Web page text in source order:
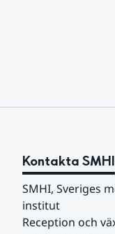
Kontakta SMHI
SMHI, Sveriges
institut
Reception och